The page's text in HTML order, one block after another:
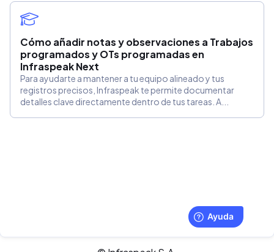
Cómo añadir notas y observaciones a Trabajos
programados y OTs programadas en
Infraspeak Next
Para ayudarte a mantener a tu equipo alineado y tus
registros precisos, Infraspeak te permite documentar
detalles clave directamente dentro de tus tareas. A...